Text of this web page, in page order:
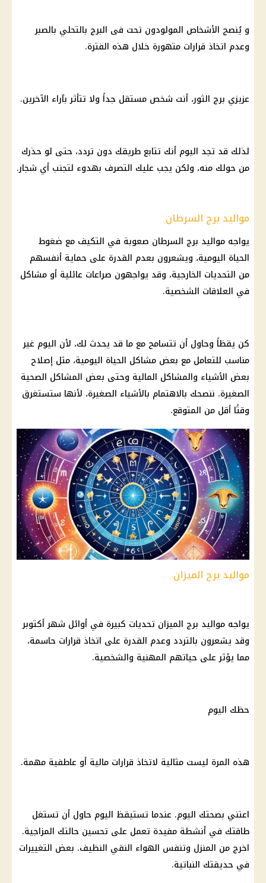
و يُنصح الأشخاص المولودون تحت فى البرج بالتحلي بالصبر
وعدم اتخاذ قرارات متهورة خلال هذه الفترة.
عزيزي برج الثور، أنت شخص مستقل جداً ولا تتأثر بآراء الآخرين.
لذلك قد تجد اليوم أنك تتابع طريقك دون تردد، حتى لو حذرك
من حولك منه، ولكن يجب عليك التصرف بهدوء لتجنب أي شجار.
مواليد برج السرطان
يواجه مواليد برج السرطان صعوبة في التكيف مع ضغوط
الحياة اليومية، ويشعرون بعدم القدرة على حماية أنفسهم
من التحديات الخارجية، وقد يواجهون صراعات عائلية أو مشاكل
في العلاقات الشخصية.
كن يقظاً وحاول أن تتسامح مع ما قد يحدث لك، لأن اليوم غير
مناسب للتعامل مع بعض مشاكل الحياة اليومية، مثل إصلاح
بعض الأشياء والمشاكل المالية وحتى بعض المشاكل الصحية
الصغيرة. ننصحك بالاهتمام بالأشياء الصغيرة، لأنها ستستغرق
وقتًا أقل من المتوقع.
مواليد برج الميزان
يواجه مواليد برج الميزان تحديات كبيرة في أوائل شهر أكتوبر
وقد يشعرون بالتردد وعدم القدرة على اتخاذ قرارات حاسمة،
مما يؤثر على حياتهم المهنية والشخصية.
حظك اليوم
هذه المرة ليست مثالية لاتخاذ قرارات مالية أو عاطفية مهمة.
اعتني بصحتك اليوم. عندما تستيقظ اليوم حاول أن تستغل
طاقتك في أنشطة مفيدة تعمل على تحسين حالتك المزاجية.
اخرج من المنزل وتنفس الهواء النقي النظيف. بعض التغييرات
في حديقتك النباتية.